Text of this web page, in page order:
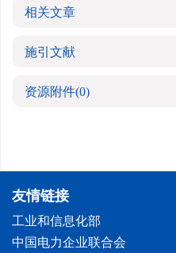
相关文章
施引文献
资源附件(0)
友情链接
工业和信息化部
中国电力企业联合会